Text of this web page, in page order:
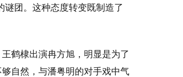
谜团。这种态度转变既制造了
鹤棣出演冉方旭，明显是为了
自然，与潘粤明的对手戏中气